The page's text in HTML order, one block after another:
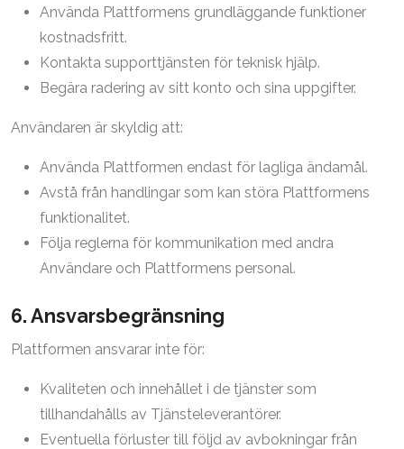
Använda Plattformens grundläggande funktioner
kostnadsfritt.
Kontakta supporttjänsten för teknisk hjälp.
Begära radering av sitt konto och sina uppgifter.
Användaren är skyldig att:
Använda Plattformen endast för lagliga ändamål.
Avstå från handlingar som kan störa Plattformens
funktionalitet.
Följa reglerna för kommunikation med andra
Användare och Plattformens personal.
6. Ansvarsbegränsning
Plattformen ansvarar inte för:
Kvaliteten och innehållet i de tjänster som
tillhandahålls av Tjänsteleverantörer.
Eventuella förluster till följd av avbokningar från